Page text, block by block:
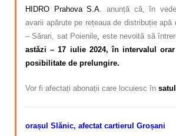
HIDRO Prahova S.A. anunță că, în
avarii apărute pe rețeaua de distribuție apă
– Sărari, sat Poienile, este nevoită să
astăzi – 17 iulie 2024, în intervalul orar
posibilitate de prelungire.
Vor fi afectați abonații care locuiesc în
orașul Slănic, afectat cartierul Groșani